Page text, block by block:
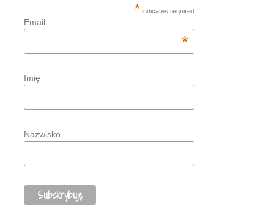
* indicates required
Email
*
Imię
Nazwisko